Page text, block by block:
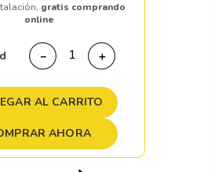
gratis comprando
online
＋
－
AL CARRITO
AHORA